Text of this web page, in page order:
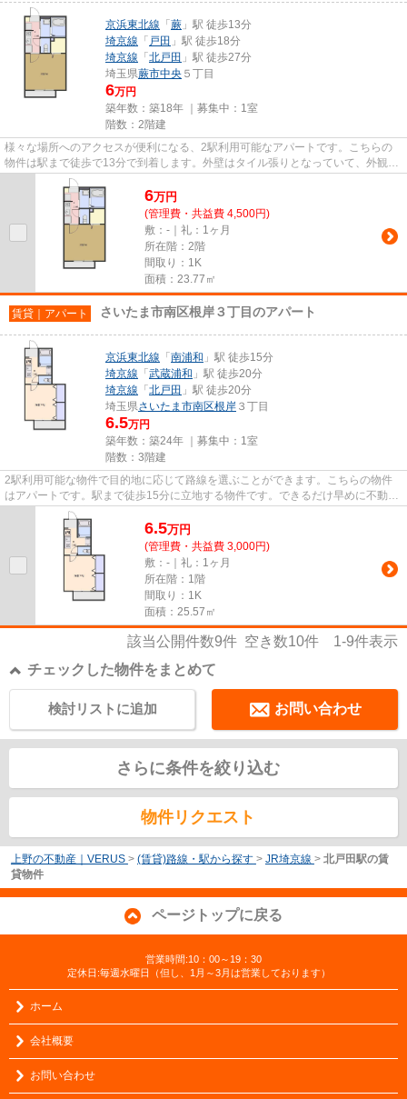
京浜東北線 「 蕨 」駅 徒歩13分
埼京線 「 戸田 」駅 徒歩18分
埼京線 「 北戸田 」駅 徒歩27分
埼玉県蕨市中央 ５丁目
6万円
築年数：築18年 ｜募集中： 1室
階数：2階建
様々な場所へのアクセスが便利になる、2駅利用可能なアパートです。こちらの
物件は駅まで徒歩で13分で到着します。外壁はタイル張りとなっていて、外観が
素敵です。こちらの物件はアパ...
6万円
(管理費・共益費 4,500円)
敷：-｜礼：1ヶ月
所在階：2階
間取り：1K
面積：23.77㎡
賃貸｜アパート さいたま市南区根岸３丁目のアパート
京浜東北線 「 南浦和 」駅 徒歩15分
埼京線 「 武蔵浦和 」駅 徒歩20分
埼京線 「 北戸田 」駅 徒歩20分
埼玉県さいたま市南区根岸 ３丁目
6.5万円
築年数：築24年 ｜募集中： 1室
階数：3階建
2駅利用可能な物件で目的地に応じて路線を選ぶことができます。こちらの物件
はアパートです。駅まで徒歩15分に立地する物件です。できるだけ早めに不動産
情報を集めたい方は当社スタッ...
6.5万円
(管理費・共益費 3,000円)
敷：-｜礼：1ヶ月
所在階：1階
間取り：1K
面積：25.57㎡
該当公開件数9件 空き数10件 1-9件表示
チェックした物件をまとめて
お問い合わせ
検討リストに追加
さらに条件を絞り込む
物件リクエスト
上野の不動産｜VERUS > (賃貸)路線・駅から探す > JR埼京線 > 北戸田駅の賃
貸物件
ページトップに戻る
営業時間:10：00～19：30
定休日:毎週水曜日（但し、1月～3月は営業しております）
ホーム
会社概要
お問い合わせ